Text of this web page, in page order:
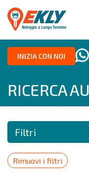
INIZIA CON NOI
RICERCA
Filtri
Rimuovi i filtri